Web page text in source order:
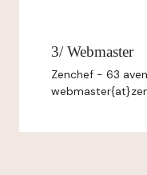
3/ Webmaster
Zenchef - 63